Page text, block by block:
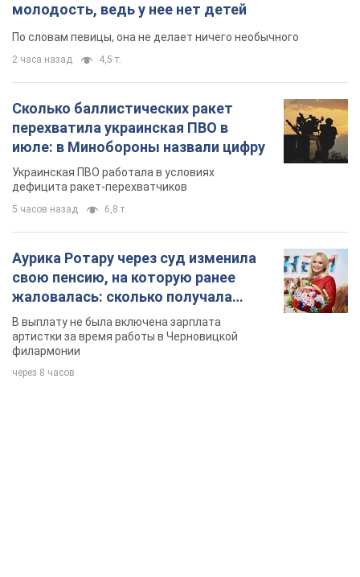
молодость, ведь у нее нет детей
По словам певицы, она не делает ничего необычного
2 часа назад 4,5 т.
Сколько баллистических ракет
перехватила украинская ПВО в
июле: в Минобороны назвали цифру
Украинская ПВО работала в условиях
дефицита ракет-перехватчиков
5 часов назад 6,8 т.
Аурика Ротару через суд изменила
свою пенсию, на которую ранее
жаловалась: сколько получала
певица
В выплату не была включена зарплата
артистки за время работы в Черновицкой
филармонии
через 8 часов